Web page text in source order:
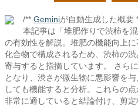
/** Geminiが自動生成した概要
本記事は「堆肥作りで渋柿を
の有効性を解説。堆肥の機能向上
化合物で構成されるため、渋柿の
寄与すると指摘しています。 さら
となり、渋さが微生物に悪影響を
しても機能すると分析。これらの
非常に適していると結論付け、剪